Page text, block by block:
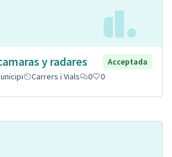
y radares
Acceptada
Carrers i Vials 0 0